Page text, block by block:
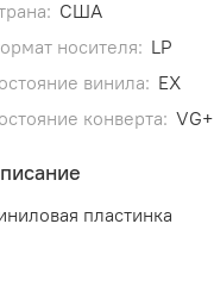
США
носителя: LP
винила: EX
конверта: VG+
пластинка